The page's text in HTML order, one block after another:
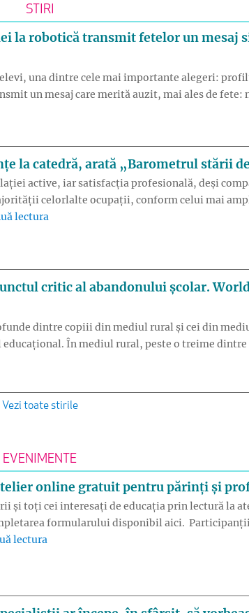
STIRI
la robotică transmit fetelor un mesaj
una dintre cele mai importante alegeri:
un mesaj care merită auzit, mai ales de
la catedră, arată „Barometrul stării
active, iar satisfacția profesională, deși
celorlalte ocupații, conform celui mai
lectura
critic al abandonului școlar.
dintre copiii din mediul rural și cei din
În mediul rural, peste o treime
Vezi toate stirile
EVENIMENTE
online gratuit pentru părinți și
toți cei interesați de educația prin lectură la
formularului disponibil aici.
lectura